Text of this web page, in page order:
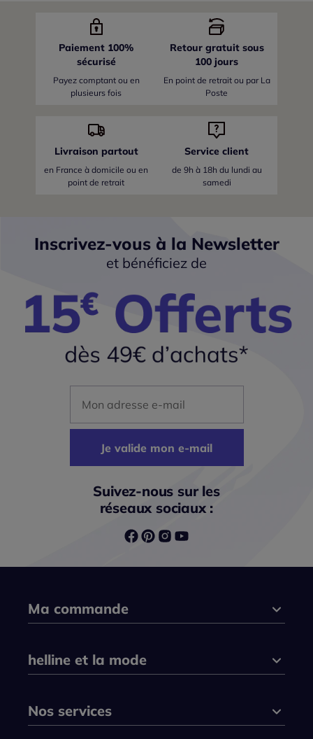
Paiement 100%
sécurisé
Payez comptant ou en
plusieurs fois
Retour gratuit sous
100 jours
En point de retrait ou par La
Poste
Livraison partout
en France à domicile ou en
point de retrait
Service client
de 9h à 18h du lundi au
samedi
Inscrivez-vous à la Newsletter
et bénéficiez de
Je valide mon e-mail
Suivez-nous sur les
réseaux sociaux :
Ma commande
helline et la mode
Nos services